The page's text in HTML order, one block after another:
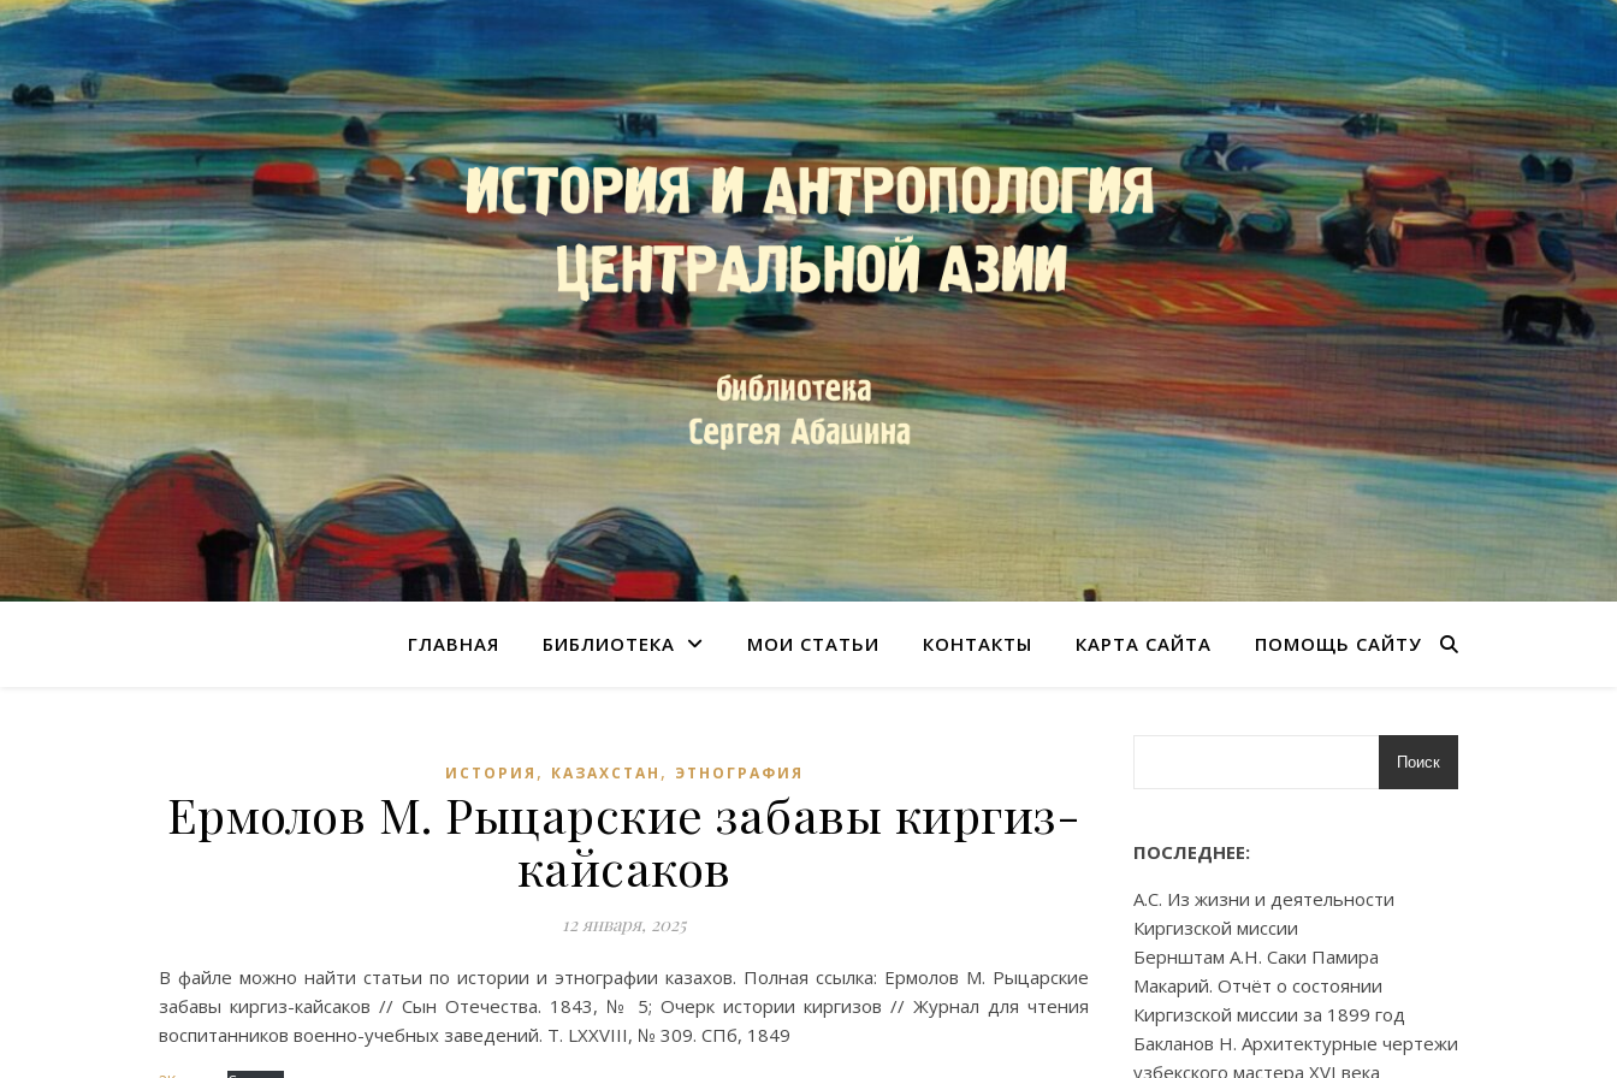
ГЛАВНАЯ БИБЛИОТЕКА МОИ СТАТЬИ КОНТАКТЫ КАРТА САЙТА ПОМОЩЬ САЙТУ
ИСТОРИЯ , КАЗАХСТАН , ЭТНОГРАФИЯ
Ермолов М. Рыцарские забавы киргиз-
кайсаков
12 января, 2025
В файле можно найти статьи по истории и этнографии казахов. Полная ссылка: Ермолов М. Рыцарские
забавы киргиз-кайсаков // Сын Отечества. 1843, № 5; Очерк истории киргизов // Журнал для чтения
воспитанников военно-учебных заведений. Т. LXXVIII, № 309. СПб, 1849
Поиск
ПОСЛЕДНЕЕ:
А.С. Из жизни и деятельности
Киргизской миссии
Бернштам А.Н. Саки Памира
Макарий. Отчёт о состоянии
Киргизской миссии за 1899 год
Бакланов Н. Архитектурные чертежи
узбекского мастера XVI века